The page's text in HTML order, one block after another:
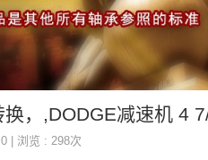
| 浏览 : 298次